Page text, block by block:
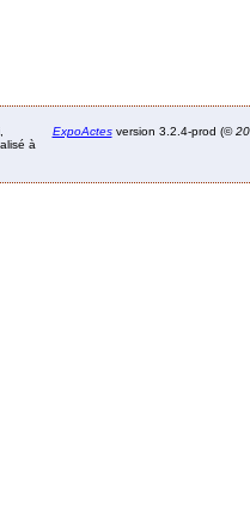
à
ExpoActesversion 3.2.4-prod (©